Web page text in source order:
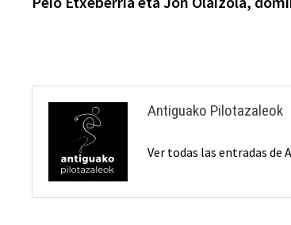
de
Antiguako Pilotazaleok
Ver todas las entradas